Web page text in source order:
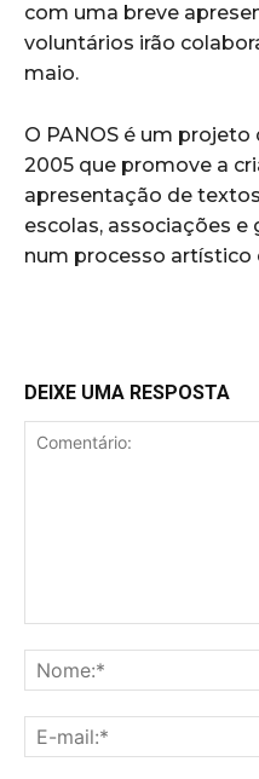
com uma breve
voluntários irão
maio.
O PANOS é um
2005 que promove a
apresentação de
escolas, associações
num processo
DEIXE UMA RESPOSTA